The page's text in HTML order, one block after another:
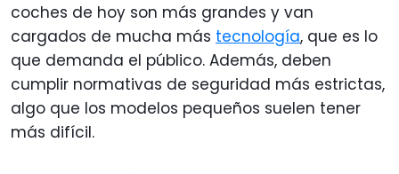
coches de hoy son más grandes y van
cargados de mucha más tecnología, que es lo
que demanda el público. Además, deben
cumplir normativas de seguridad más estrictas,
algo que los modelos pequeños suelen tener
más difícil.